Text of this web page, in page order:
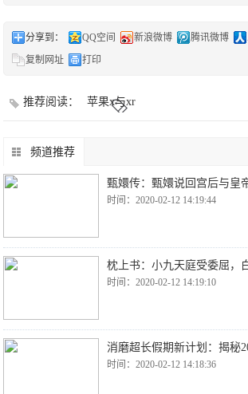
分享到： QQ空间 新浪微博 腾讯微博
复制网址
打印
推荐阅读： 苹果x与xr
频道推荐
甄嬛传：甄嬛说回宫后与皇
时间：2020-02-12 14:19:44
枕上书：小九天庭受委屈，
时间：2020-02-12 14:19:10
消磨超长假期新计划：揭秘
时间：2020-02-12 14:18:36